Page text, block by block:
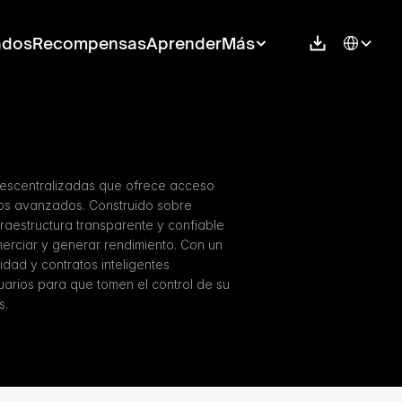
RecompensasAprenderMás Select
que ofrece acceso
avanzados. Construido sobre
transparente y confiable
y generar rendimiento. Con un
y contratos inteligentes
para que tomen el control de su